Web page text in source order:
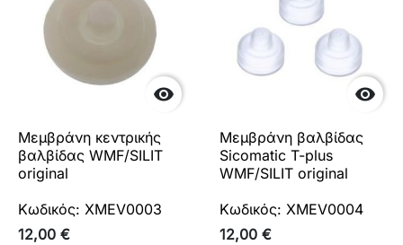

Μεμβράνη κεντρικής
βαλβίδας WMF/SILIT
original
Κωδικός: XMEV0003
12,00 €

Μεμβράνη βαλβίδας
Sicomatic T-plus
WMF/SILIT original
Κωδικός: XMEV0004
12,00 €